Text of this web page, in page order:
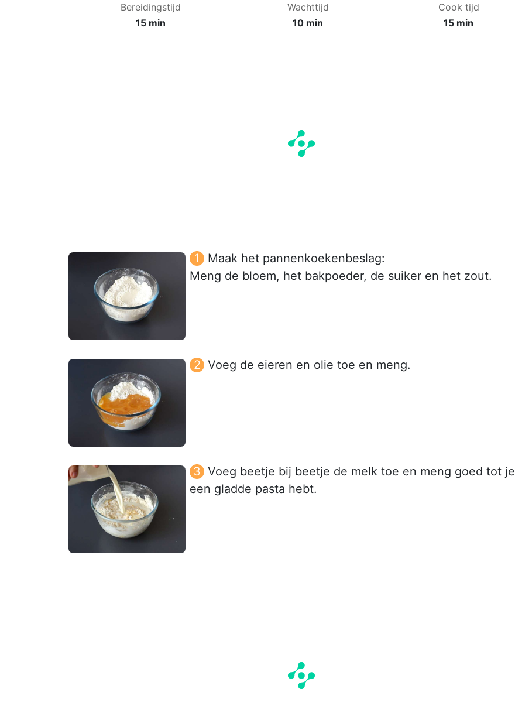
Bereidingstijd
15 min
Wachttijd
10 min
Cook tijd
15 min
Maak het pannenkoekenbeslag:
Meng de bloem, het bakpoeder, de suiker en het zout.
Voeg de eieren en olie toe en meng.
Voeg beetje bij beetje de melk toe en meng goed tot je
een gladde pasta hebt.